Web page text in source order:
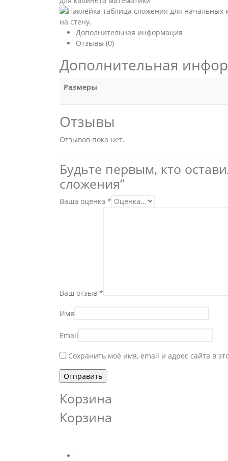
Дополнительная информация
Отзывы (0)
Дополнительная
Размеры
Отзывы
Отзывов пока нет.
Будьте первым, кто
сложения”
Ваша оценка *
Ваш отзыв *
Имя
Email
Сохранить моё имя, email и адрес сайта в
Корзина
Корзина